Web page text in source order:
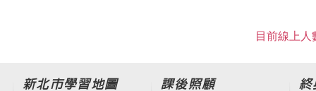
目前線上
新北市學習地圖 課後照顧 終